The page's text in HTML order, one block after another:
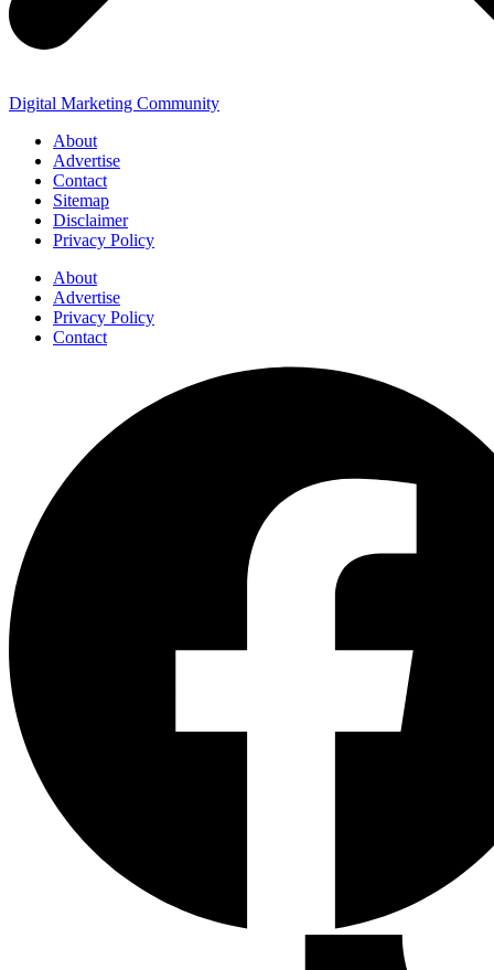
Digital Marketing Community
About
Advertise
Contact
Sitemap
Disclaimer
Privacy Policy
About
Advertise
Privacy Policy
Contact